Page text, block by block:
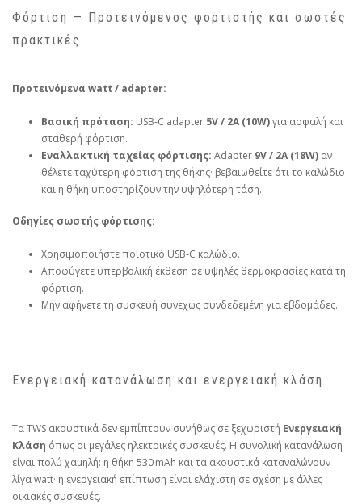
Φόρτιση — Προτεινόμενος φορτιστής και σωστές
πρακτικές
Προτεινόμενα watt / adapter:
Βασική πρόταση: USB‑C adapter 5V / 2A (10W)για ασφαλή και
σταθερή φόρτιση.
Εναλλακτική ταχείας φόρτισης: Adapter 9V / 2A (18W) αν
θέλετε ταχύτερη φόρτιση της θήκης· βεβαιωθείτε ότι το καλώδιο
και η θήκη υποστηρίζουν την υψηλότερη τάση.
Οδηγίες σωστής φόρτισης:
Χρησιμοποιήστε ποιοτικό USB‑C καλώδιο.
Αποφύγετε υπερβολική έκθεση σε υψηλές θερμοκρασίες κατά τη
φόρτιση.
Μην αφήνετε τη συσκευή συνεχώς συνδεδεμένη για εβδομάδες.
Ενεργειακή κατανάλωση και ενεργειακή κλάση
Τα TWS ακουστικά δεν εμπίπτουν συνήθως σε ξεχωριστή Ενεργειακή
Κλάση όπως οι μεγάλες ηλεκτρικές συσκευές. Η συνολική κατανάλωση
είναι πολύ χαμηλή: η θήκη 530 mAh και τα ακουστικά καταναλώνουν
λίγα watt· η ενεργειακή επίπτωση είναι ελάχιστη σε σχέση με άλλες
οικιακές συσκευές.